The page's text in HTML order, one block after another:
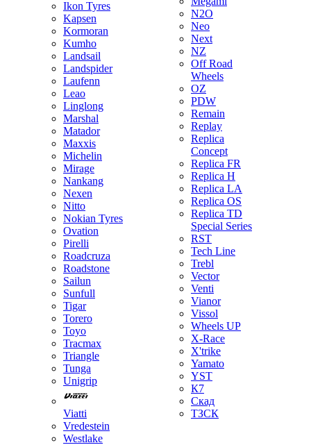
Ikon Tyres
Kapsen
Kormoran
Kumho
Landsail
Landspider
Laufenn
Leao
Linglong
Marshal
Matador
Maxxis
Michelin
Mirage
Nankang
Nexen
Nitto
Nokian Tyres
Ovation
Pirelli
Roadcruza
Roadstone
Sailun
Sunfull
Tigar
Torero
Toyo
Tracmax
Triangle
Tunga
Unigrip
Viatti
Vredestein
Westlake
N2O
Neo
Next
NZ
Off Road
Wheels
OZ
PDW
Remain
Replay
Replica
Concept
Replica FR
Replica H
Replica LA
Replica OS
Replica TD
Special Series
RST
Tech Line
Trebl
Vector
Venti
Vianor
Vissol
Wheels UP
X-Race
X'trike
Yamato
YST
К7
Скад
ТЗСК